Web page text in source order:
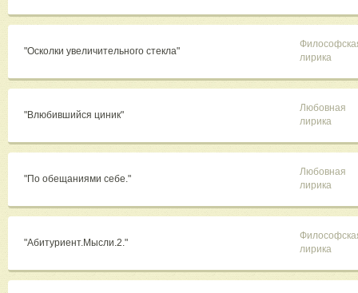
"Осколки увеличительного стекла"
лирика
"Влюбившийся циник"
Любовная
лирика
"По обещаниями себе."
Любовная
лирика
"Абитуриент.Мысли.2."
лирика